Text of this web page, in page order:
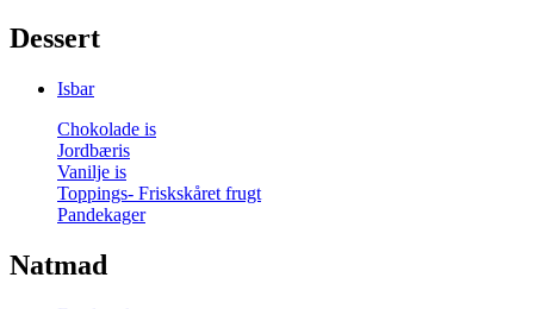
Dessert
Isbar
Chokolade is
Jordbæris
Vanilje is
Toppings- Friskskåret frugt
Pandekager
Natmad